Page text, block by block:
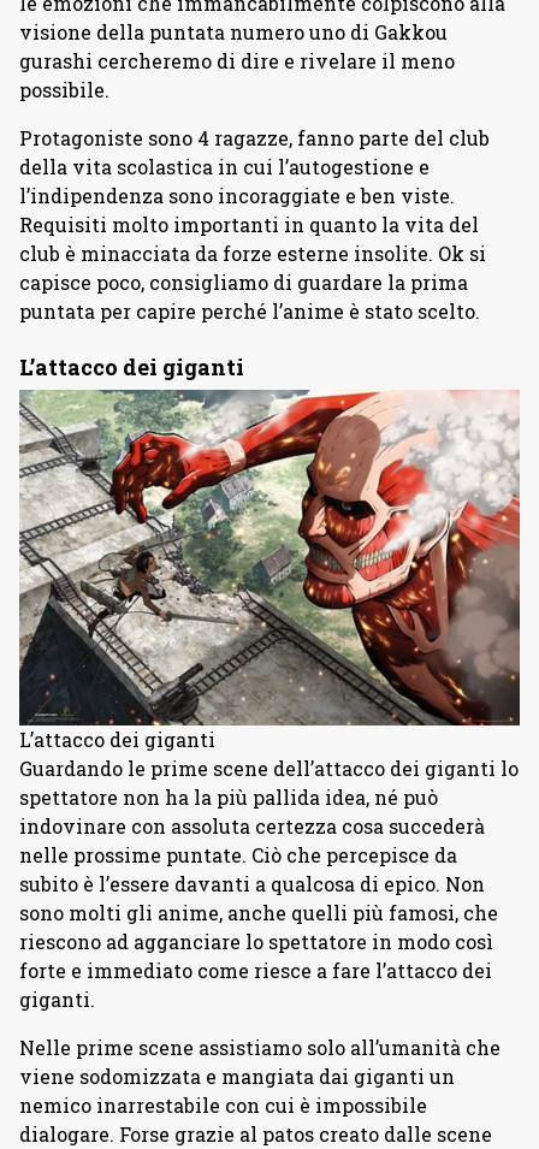
visione della puntata numero uno di Gakkou
gurashi cercheremo di dire e rivelare il meno
possibile.
Protagoniste sono 4 ragazze, fanno parte del club
della vita scolastica in cui l’autogestione e
l’indipendenza sono incoraggiate e ben viste.
Requisiti molto importanti in quanto la vita del
club è minacciata da forze esterne insolite. Ok si
capisce poco, consigliamo di guardare la prima
puntata per capire perché l’anime è stato scelto.
L’attacco dei giganti
L’attacco dei giganti
Guardando le prime scene dell’attacco dei giganti lo
spettatore non ha la più pallida idea, né può
indovinare con assoluta certezza cosa succederà
nelle prossime puntate. Ciò che percepisce da
subito è l’essere davanti a qualcosa di epico. Non
sono molti gli anime, anche quelli più famosi, che
riescono ad agganciare lo spettatore in modo così
forte e immediato come riesce a fare l’attacco dei
giganti.
Nelle prime scene assistiamo solo all’umanità che
viene sodomizzata e mangiata dai giganti un
nemico inarrestabile con cui è impossibile
dialogare. Forse grazie al patos creato dalle scene